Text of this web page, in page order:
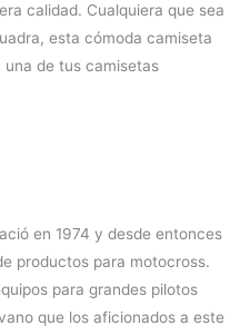
calidad. Cualquiera que sea
esta cómoda camiseta
de tus camisetas
en 1974 y desde entonces
productos para motocross.
para grandes pilotos
que los aficionados a este